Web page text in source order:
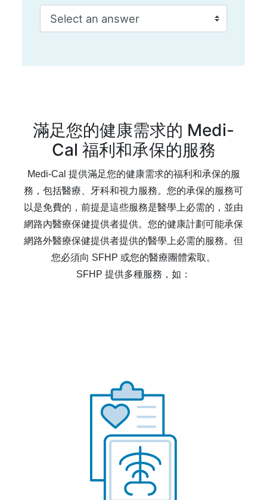
滿足您的健康需求的 Medi-
Cal 福利和承保的服務
Medi-Cal 提供滿足您的健康需求的福利和承保的服
務，包括醫療、牙科和視力服務。您的承保的服務可
以是免費的，前提是這些服務是醫學上必需的，並由
網路內醫療保健提供者提供。您的健康計劃可能承保
網路外醫療保健提供者提供的醫學上必需的服務。但
您必須向 SFHP 或您的醫療團體索取。
SFHP 提供多種服務，如：
無共付額